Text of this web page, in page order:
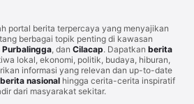
portal berita terpercaya yang menyajikan
berbagai topik penting di kawasan
Purbalingga, dan Cilacap. Dapatkan berita
lokal, ekonomi, politik, budaya, hiburan,
informasi yang relevan dan up-to-date
berita nasionalhingga cerita-cerita inspiratif
dari masyarakat sekitar.